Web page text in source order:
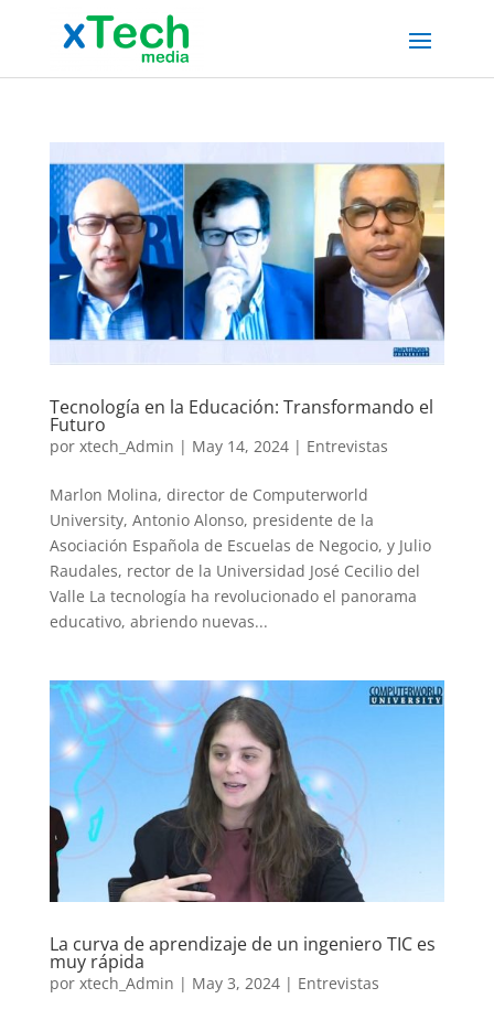
Tecnología en la Educación: Transformando el
Futuro
por xtech_Admin | May 14, 2024| Entrevistas
Marlon Molina, director de Computerworld
University, Antonio Alonso, presidente de la
Asociación Española de Escuelas de Negocio, y Julio
Raudales, rector de la Universidad José Cecilio del
Valle La tecnología ha revolucionado el panorama
educativo, abriendo nuevas...
La curva de aprendizaje de un ingeniero TIC es
muy rápida
por xtech_Admin | May 3, 2024| Entrevistas